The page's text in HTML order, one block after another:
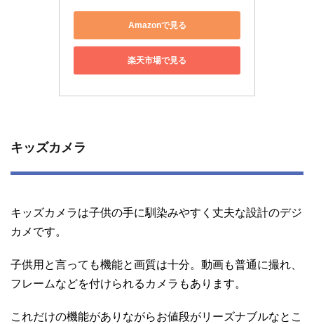
Amazonで見る
楽天市場で見る
キッズカメラ
キッズカメラは子供の手に馴染みやすく丈夫な設計のデジ
カメです。
子供用と言っても機能と画質は十分。動画も普通に撮れ、
フレームなどを付けられるカメラもあります。
これだけの機能がありながらお値段がリーズナブルなとこ